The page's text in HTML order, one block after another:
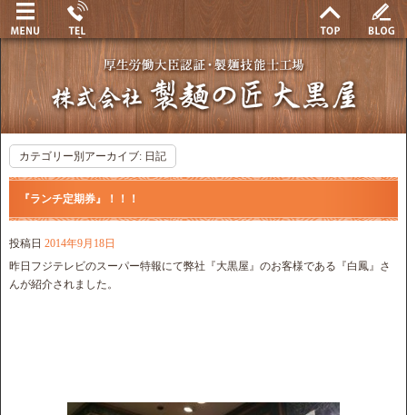
カテゴリー別アーカイブ: 日記
『ランチ定期券』！！！
投稿日 2014年9月18日
昨日フジテレビのスーパー特報にて弊社『大黒屋』のお客様である『白鳳』さ
んが紹介されました。